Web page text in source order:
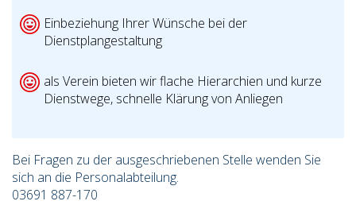
Einbeziehung Ihrer Wünsche bei der
Dienstplangestaltung
als Verein bieten wir flache Hierarchien und kurze
Dienstwege, schnelle Klärung von Anliegen
Bei Fragen zu der ausgeschriebenen Stelle wenden Sie
sich an die Personalabteilung.
03691 887-170